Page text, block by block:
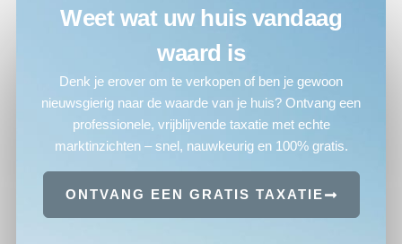
Weet wat uw huis vandaag
waard is
Denk je erover om te verkopen of ben je gewoon
nieuwsgierig naar de waarde van je huis? Ontvang een
professionele, vrijblijvende taxatie met echte
marktinzichten – snel, nauwkeurig en 100% gratis.
ONTVANG EEN GRATIS TAXATIE